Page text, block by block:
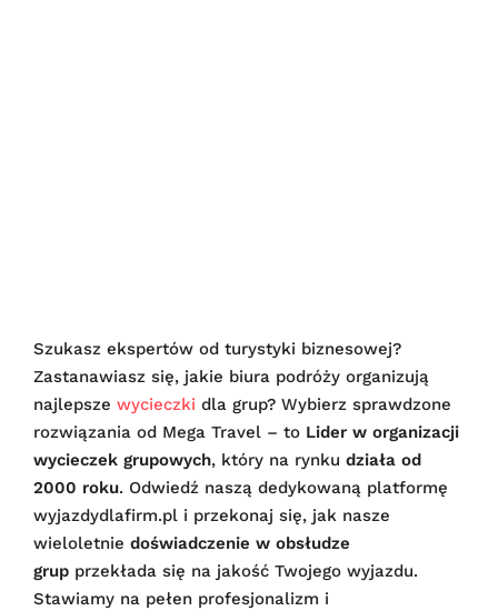
Szukasz ekspertów od turystyki biznesowej?
Zastanawiasz się, jakie biura podróży organizują
najlepsze wycieczki dla grup? Wybierz sprawdzone
rozwiązania od Mega Travel – to Lider w organizacji
wycieczek grupowych, który na rynku działa od
2000 roku. Odwiedź naszą dedykowaną platformę
wyjazdydlafirm.pl i przekonaj się, jak nasze
wieloletnie doświadczenie w obsłudze
grup przekłada się na jakość Twojego wyjazdu.
Stawiamy na pełen profesjonalizm i